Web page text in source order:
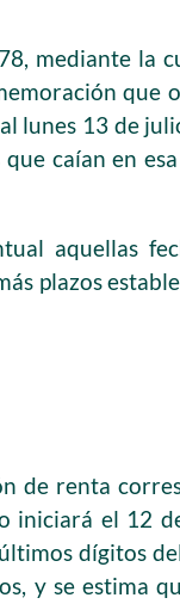
mediante la
que
lunes 13 de
caían en esa
aquellas
plazos
de renta
iniciará el 12
dígitos
y se estima